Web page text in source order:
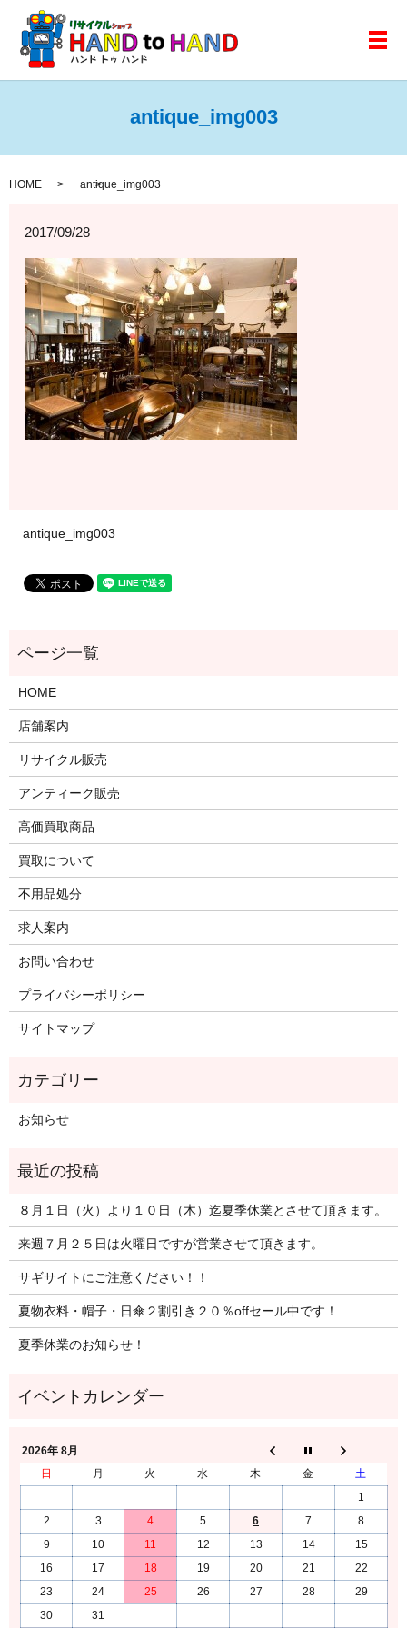
メ
antique_img003
HOME antique_img003
2017/09/28
antique_img003
HOME
店舗案内
リサイクル販売
アンティーク販売
高価買取商品
買取について
不用品処分
求人案内
お問い合わせ
プライバシーポリシー
サイトマップ
お知らせ
８月１日（火）より１０日（木）迄夏季休業とさせて頂きます。
来週７月２５日は火曜日ですが営業させて頂きます。
サギサイトにご注意ください！！
夏物衣料・帽子・日傘２割引き２０％offセール中です！
夏季休業のお知らせ！
2026年 8月
日
月 火 水 木 金
土
1
2
3 4 5 6 7
8
9
10 11 12 13 14
15
16
17 18 19 20 21
22
23
24 25 26 27 28
29
30
31